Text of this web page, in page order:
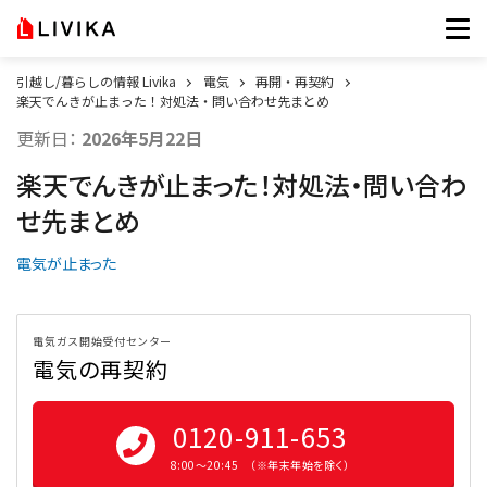
引越し/暮らしの情報 Livika 電気
再開・再契約
楽天でんきが止まった！対処法・問い合わせ先まとめ
更新日： 2026年5月22日
楽天でんきが止まった！対処法・問い合わ
せ先まとめ
電気が止まった
電気ガス開始受付センター
電気の再契約
0120-911-653
8:00〜20:45 （※年末年始を除く）